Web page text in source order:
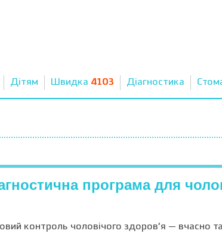
Дітям Швидка 4103 Діагностика
програма для
контроль чоловічого здоров’я — вчасно